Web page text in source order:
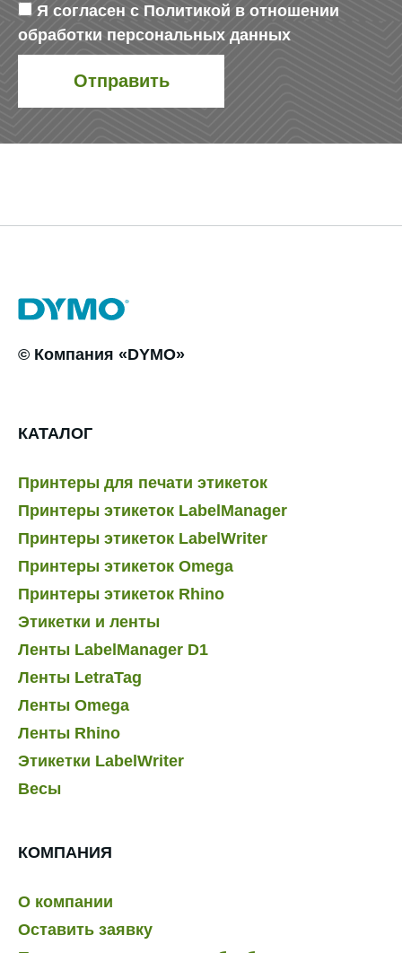
Я согласен с Политикой в отношении
обработки персональных данных
© Компания «DYMO»
КАТАЛОГ
Принтеры для печати этикеток
Принтеры этикеток LabelManager
Принтеры этикеток LabelWriter
Принтеры этикеток Omega
Принтеры этикеток Rhino
Этикетки и ленты
Ленты LabelManager D1
Ленты LetraTag
Ленты Omega
Ленты Rhino
Этикетки LabelWriter
Весы
КОМПАНИЯ
О компании
Оставить заявку